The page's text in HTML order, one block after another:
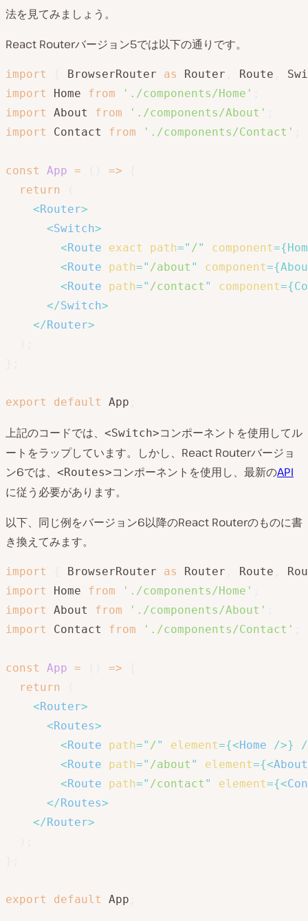
法を見てみましょう。
React Routerバージョン5では以下の通りです。
import BrowserRouter as Router Route
import
Home from './components/Home'
import
About from './components/About'
import
Contact from './components/Contact'
const App = =>
return
<Router>
<Switch>
<Route exact path=" /" component={
<Route path=" /about " component={
<Route path=" /contact " component={
</Switch>
</Router>
export default App
上記のコードでは、 <Switch>コンポーネントを使用してル
ートをラップしています。しかし、React Routerバージョ
ン6では、 <Routes>コンポーネントを使用し、最新のAPI
に従う必要があります。
以下、同じ例をバージョン6以降のReact Routerのものに書
き換えてみます。
import BrowserRouter as Router Route
import
Home from './components/Home'
import
About from './components/About'
import
Contact from './components/Contact'
const App = =>
return
<Router>
<Routes>
<Route path=" /" element={<Home />}
<Route path=" /about " element={<About
<Route path=" /contact " element={<
</Routes>
</Router>
export default App